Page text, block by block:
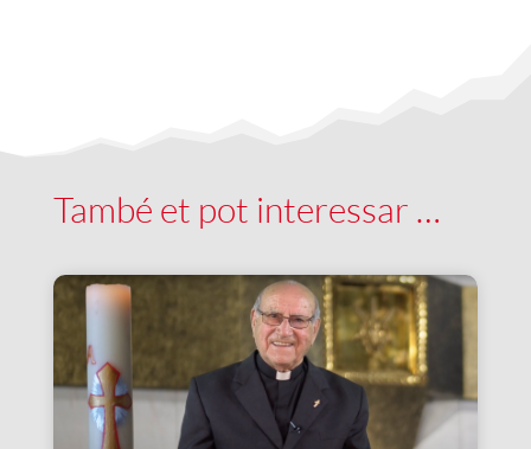
També et pot interessar …